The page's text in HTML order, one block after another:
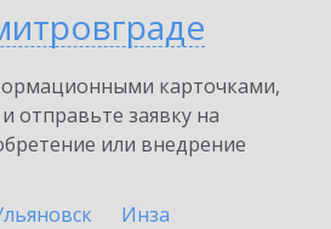
карточками,
отправьте заявку на
или внедрение
Инза